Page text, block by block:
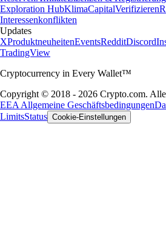
Exploration HubKlimaCapitalVerifizieren
Interessenkonflikten
Updates
XProduktneuheitenEventsRedditDiscord
TradingView
Cryptocurrency in Every Wallet™
Copyright © 2018 - 2026 Crypto.com. Alle
EEA Allgemeine Geschäftsbedingungen
LimitsStatus Cookie-Einstellungen